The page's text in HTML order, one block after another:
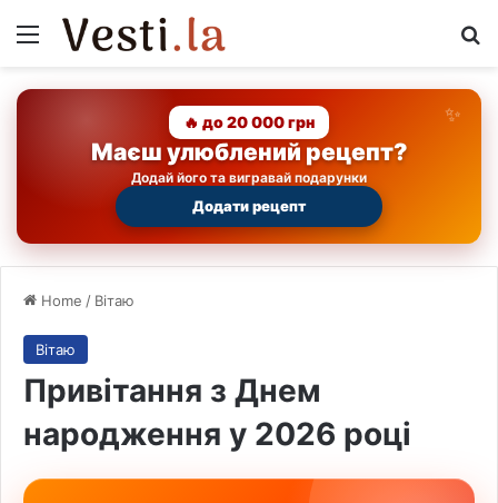
Menu
🔥 до 20 000 грн
Маєш улюблений рецепт?
Додай його та вигравай подарунки
Додати рецепт
Home / Вітаю
Вітаю
Привітання з Днем
народження у 2026 році